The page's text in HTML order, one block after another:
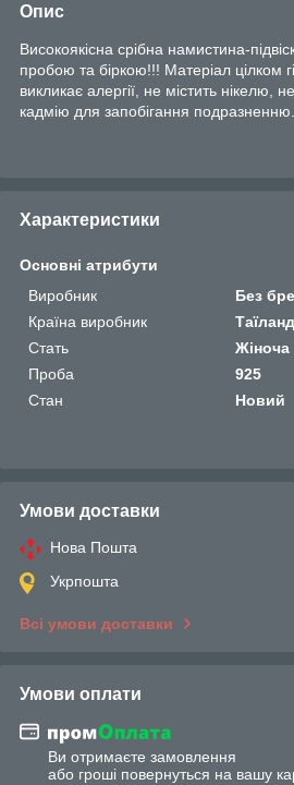
Опис
Високоякісна срібна намистина-
пробою та біркою!!! Матеріал цілком
викликає алергії, не містить нікелю,
кадмію для запобігання подразненню.
Характеристики
Основні атрибути
Виробник
Без
Країна виробник
Таїланд
Стать
Жіноча
Проба
925
Стан
Новий
Умови доставки
Нова Пошта
Укрпошта
Всі умови доставки
Умови оплати
Ви отримаєте замовлення
або гроші повернуться на вашу